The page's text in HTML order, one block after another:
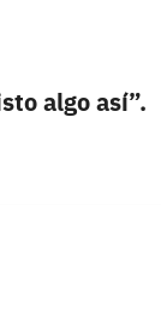
algo así”.